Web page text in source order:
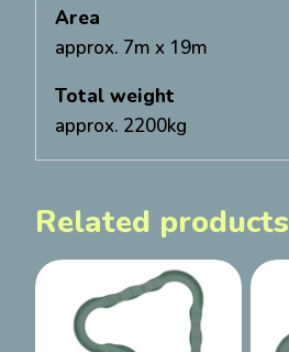
Area
approx. 7m x 19m
Total weight
approx. 2200kg
Related products